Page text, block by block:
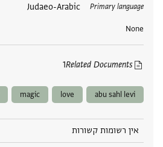
Primary language
Judaeo-Arabic
None
Related Documents
1
תגים
abu sahl levi
love
magic
אין רשומות קשורות